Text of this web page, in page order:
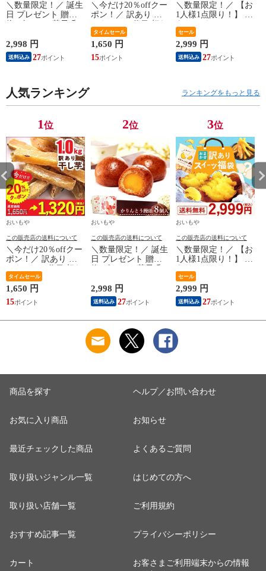
＼数量限定！／ 誕生
日 プレゼント 贈り
り物 かりんとう 饅
頭 かりんこ 8個 ギフ
ト お菓子 送料無料
は順次発送
2,998 円
送料込み 27
＼今だけ20％offクー
ポン！／ 訳あり お
端 干し芋 ほしいも
大入り【1kg】さつま
いも スイーツ お菓
子 わけあり 国産 和
タイムセール
1,650 円
15
＼数量限定！／ 【お
1人様1点限り！】 訳
スイーツ 福袋
【小】 訳アリ わけ
あり お菓子 まとめ
買い 家族 友人 食品
洋菓子 お菓子 チョ
ップス 人気 ※ご指
定日にお届け
セール
2,999 円
送料込み 27
人気ランキング ランキングをもっと見る
1位
おいもや
この販売店の送料について
＼今だけ20％offクー
ポン！／ 訳あり お
端 干し芋 ほしいも
大入り【1kg】さつま
いも スイーツ お菓
子 わけあり 国産 和
タイムセール
1,650 円
15
2位
おいもや
この販売店の送料について
＼数量限定！／ 誕生
日 プレゼント 贈り
り物 かりんとう 饅
頭 かりんこ 8個 ギフ
ト お菓子 送料無料
は順次発送
2,998 円
送料込み 27
3位
おいもや
この販売店の送料について
＼数量限定！／ 【お
1人様1点限り！】 訳
スイーツ 福袋
【小】 訳アリ わけ
あり お菓子 まとめ
買い 家族 友人 食品
洋菓子 お菓子 チョ
コ お得 焼き芋 干し
定日にお届け
セール
2,999 円
送料込み 27
商品を探す
お気に入り商品
最近チェックした商品
取り扱いジャンル一覧
取り扱い店舗一覧
おすすめ記事一覧
カート
ヘルプ／お問い合わせ
お知らせ
よくあるご質問
はじめての方へ
ご利用規約
プライバシーポリシー
お客さまご利用端末からの情報